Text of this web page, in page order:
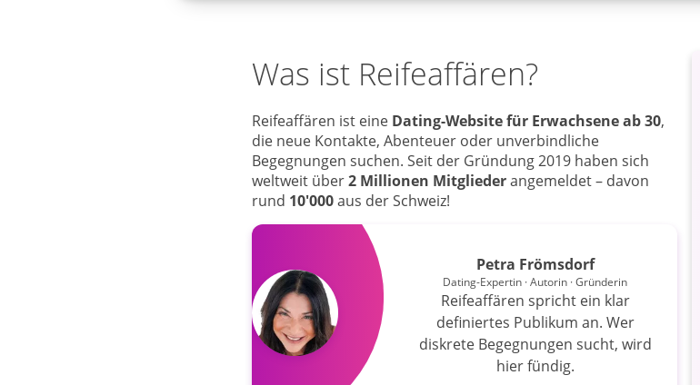
Was ist Reifeaffären?
Reifeaffären ist eine Dating-Website für Erwachsene ab 30,
die neue Kontakte, Abenteuer oder unverbindliche
Begegnungen suchen. Seit der Gründung 2019 haben sich
weltweit über2 Millionen Mitgliederangemeldet – davon
rund 10'000aus der Schweiz!
Petra Frömsdorf
Dating-Expertin · Autorin · Gründerin
Reifeaffären spricht ein klar
definiertes Publikum an. Wer
diskrete Begegnungen sucht, wird
hier fündig.